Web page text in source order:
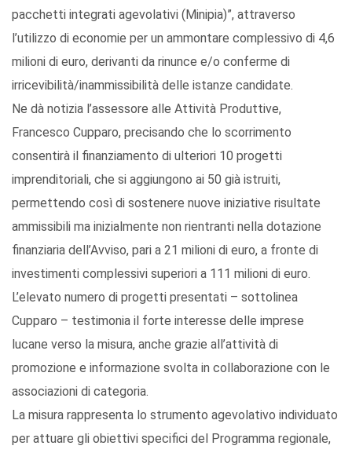
pacchetti integrati agevolativi (Minipia)”, attraverso
l’utilizzo di economie per un ammontare complessivo di 4,6
milioni di euro, derivanti da rinunce e/o conferme di
irricevibilità/inammissibilità delle istanze candidate.
Ne dà notizia l’assessore alle Attività Produttive,
Francesco Cupparo, precisando che lo scorrimento
consentirà il finanziamento di ulteriori 10 progetti
imprenditoriali, che si aggiungono ai 50 già istruiti,
permettendo così di sostenere nuove iniziative risultate
ammissibili ma inizialmente non rientranti nella dotazione
finanziaria dell’Avviso, pari a 21 milioni di euro, a fronte di
investimenti complessivi superiori a 111 milioni di euro.
L’elevato numero di progetti presentati – sottolinea
Cupparo – testimonia il forte interesse delle imprese
lucane verso la misura, anche grazie all’attività di
promozione e informazione svolta in collaborazione con le
associazioni di categoria.
La misura rappresenta lo strumento agevolativo individuato
per attuare gli obiettivi specifici del Programma regionale,